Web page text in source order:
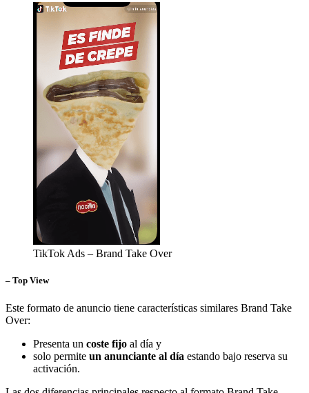
TikTok Ads – Brand Take Over
– Top View
Este formato de anuncio tiene características similares Brand Take
Over:
Presenta un coste fijo al día y
solo permite un anunciante al día estando bajo reserva su
activación.